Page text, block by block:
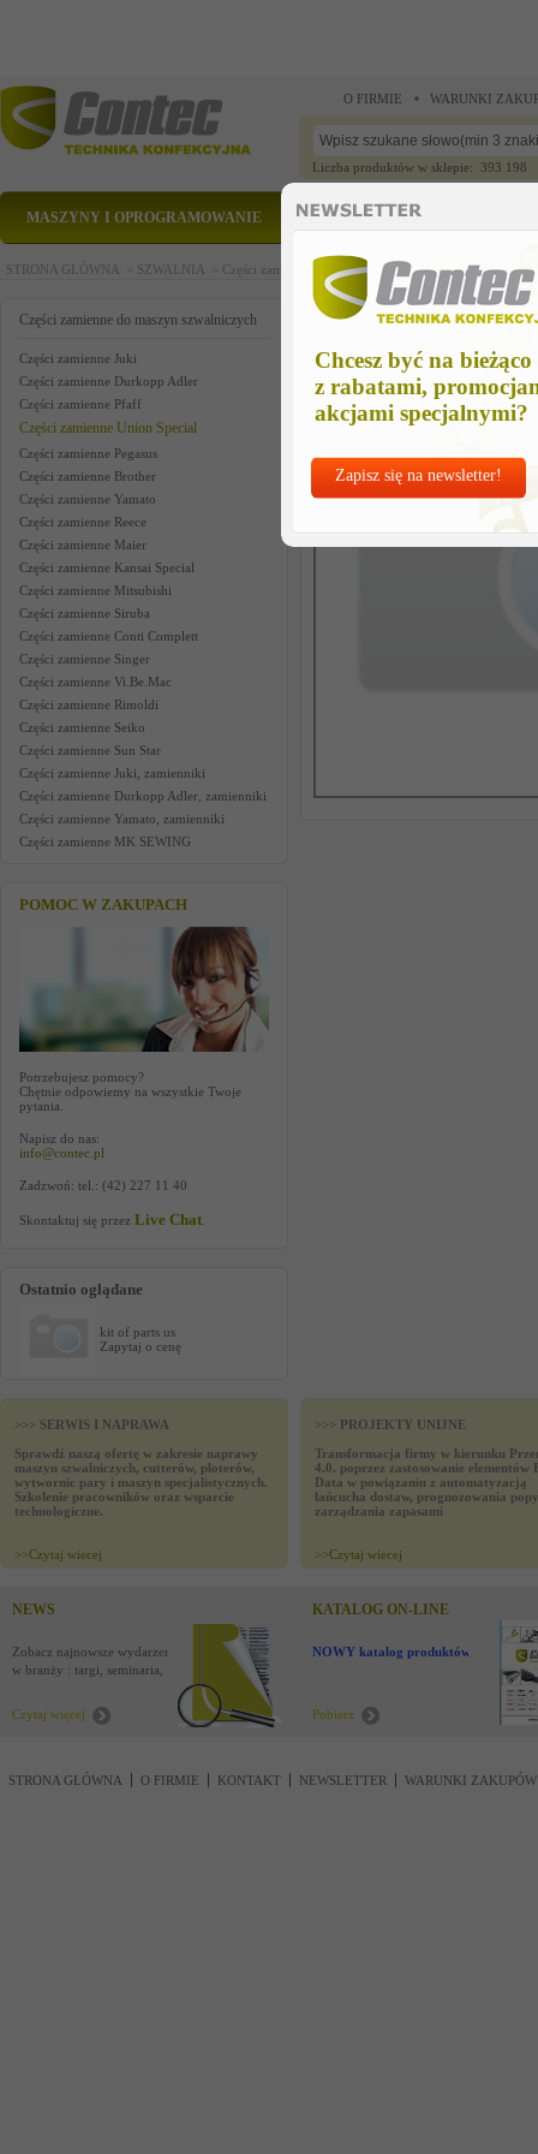
Chcesz być na bieżąco
z rabatami,
akcjami specjalnymi?
Zapisz się na newsletter!
O FIRMIE WARUNKI
Liczba produktów w sklepie: 393 198
MASZYNY I OPROGRAMOWANIE CZĘŚCI ZAMIENNE
STRONA GŁÓWNA > SZWALNIA > Części zamienne do maszyn szwalniczych >Części
Części zamienne do maszyn szwalniczych
Części zamienne Juki
Części zamienne Durkopp Adler
Części zamienne Pfaff
Części zamienne Union Special
Części zamienne Pegasus
Części zamienne Brother
Części zamienne Yamato
Części zamienne Reece
Części zamienne Maier
Części zamienne Kansai Special
Części zamienne Mitsubishi
Części zamienne Siruba
Części zamienne Conti Complett
Części zamienne Singer
Części zamienne Vi.Be.Mac
Części zamienne Rimoldi
Części zamienne Seiko
Części zamienne Sun Star
Części zamienne Juki, zamienniki
Części zamienne Durkopp Adler, zamienniki
Części zamienne Yamato, zamienniki
Części zamienne MK SEWING
POMOC W ZAKUPACH
Potrzebujesz pomocy?
Chętnie odpowiemy na wszystkie Twoje
pytania.
Napisz do nas:
info@contec.pl
Zadzwoń: tel.: (42) 227 11 40
Skontaktuj się przez Live Chat
Ostatnio oglądane
kit of parts us
Zapytaj o cenę
kit of parts us
>>> SERWIS I NAPRAWA
Sprawdź naszą ofertę w zakresie naprawy
maszyn szwalniczych, cutterów, ploterów,
wytwornic pary i maszyn specjalistycznych.
Szkolenie pracowników oraz wsparcie
technologiczne.
>>Czytaj wiecej
>>> PROJEKTY UNIJNE
Transformacja firmy w kierunku
4.0. poprzez zastosowanie elementów
Data w powiązaniu z automatyzacją
łańcucha dostaw, prognozowania
zarządzania zapasami
>>Czytaj wiecej
NEWS
Zobacz najnowsze wydarzenia
w branży : targi, seminaria,
Czytaj więcej
KATALOG ON-LINE
NOWY katalog produktów !
Pobierz
STRONA GŁÓWNA O FIRMIE KONTAKT NEWSLETTER WARUNKI ZAKUPÓW